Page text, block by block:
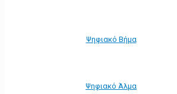
Ψηφιακό Βήμα
Ψηφιακό Άλμα